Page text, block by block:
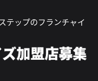
テップのフランチャイ